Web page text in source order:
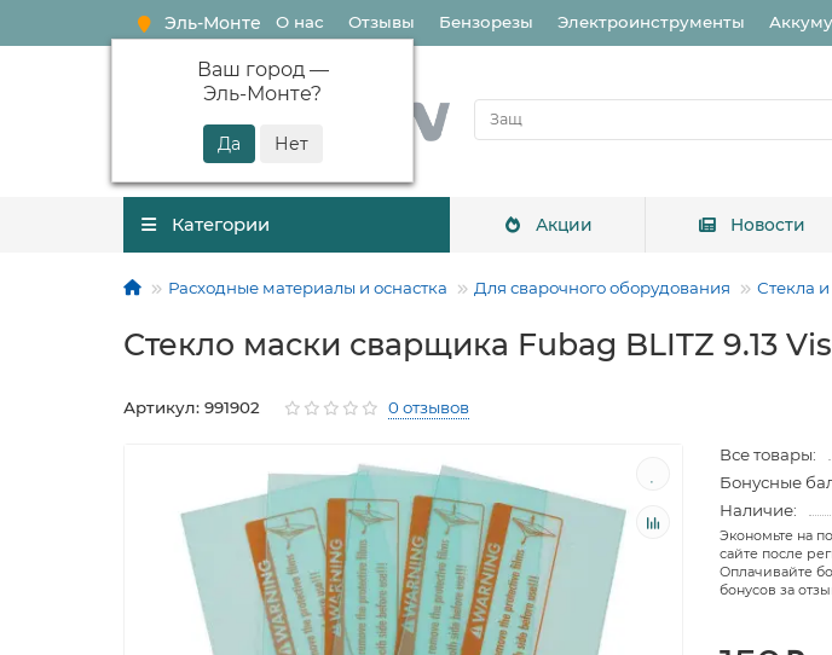
Эль-Монте
Ваш город —
Эль-Монте?
О нас Отзывы Бензорезы Электроинструменты
Категории Акции Новости
Расходные материалы и оснастка Для сварочного оборудования Стекла
Стекло маски сварщика Fubag BLITZ 9.13
Артикул: 991902 0 отзывов
Все товары:
Бонусные
Наличие:
Экономьте на
сайте после
Оплачивайте
бонусов за